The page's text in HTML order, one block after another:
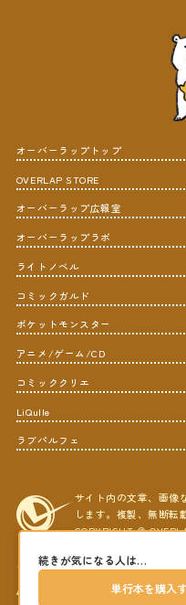
オーバーラップトップ
OVERLAP STORE
オーバーラップ広報室
オーバーラップラボ
ライトノベル
コミックガルド
ポケットモンスター
アニメ/ゲーム/CD
コミッククリエ
LiQulle
ラブパルフェ
サイト内の文章、画像
します。複製、無断転
COPYRIGHT ©
ＡＢＪマークは、この電
コンテンツ使用許諾を
（登録番号第６０９１７
続きが気になる人は…
単行本を購入